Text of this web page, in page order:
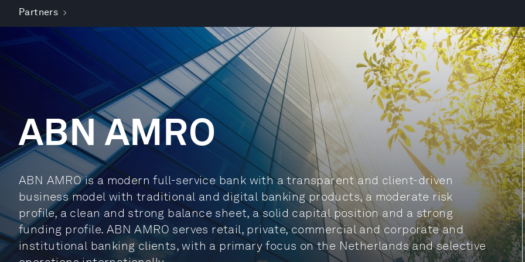
Partners
ABN AMRO
ABN AMRO is a modern full-service bank with a transparent and client-driven
business model with traditional and digital banking products, a moderate risk
profile, a clean and strong balance sheet, a solid capital position and a strong
funding profile. ABN AMRO serves retail, private, commercial and corporate and
institutional banking clients, with a primary focus on the Netherlands and selective